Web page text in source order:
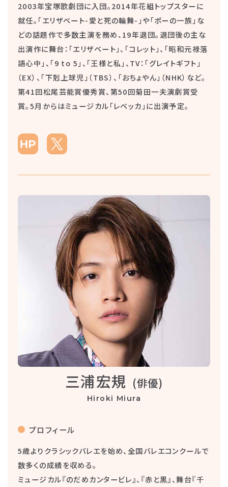
2003年宝塚歌劇団に入団。2014年花組トップスターに
就任。「エリザベート-愛と死の輪舞-」や「ポーの一族」な
どの話題作で多数主演を務め、19年退団。退団後の主な
出演作に舞台：「エリザベート」、「コレット」、「昭和元禄落
語心中」、「9 to 5」、「王様と私」、TV：「グレイトギフト」
（EX）、「下剋上球児」（TBS）、「おちょやん」（NHK）など。
第41回松尾芸能賞優秀賞、第50回菊田一夫演劇賞受
賞。5月からはミュージカル「レベッカ」に出演予定。
三浦宏規 (俳優)
Hiroki Miura
プロフィール
5歳よりクラシックバレエを始め、全国バレエコンクールで
数多くの成績を収める。
ミュージカル『のだめカンタービレ』、『赤と黒』、舞台『千